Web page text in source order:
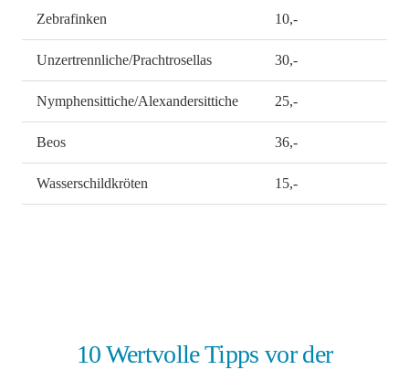
Zebrafinken 10,-
Unzertrennliche/Prachtrosellas 30,-
Nymphensittiche/Alexandersittiche 25,-
Beos 36,-
Wasserschildkröten 15,-
10 Wertvolle Tipps vor der